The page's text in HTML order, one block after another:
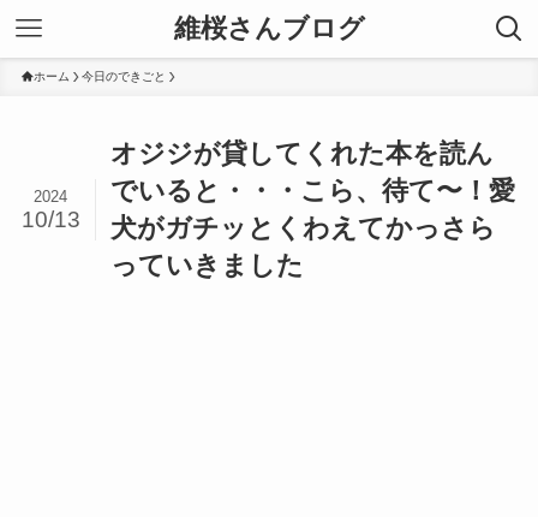
維桜さんブログ
ホーム 今日のできごと
オジジが貸してくれた本を読ん
でいると・・・こら、待て〜！愛
犬がガチッとくわえてかっさら
っていきました
2024
10/13